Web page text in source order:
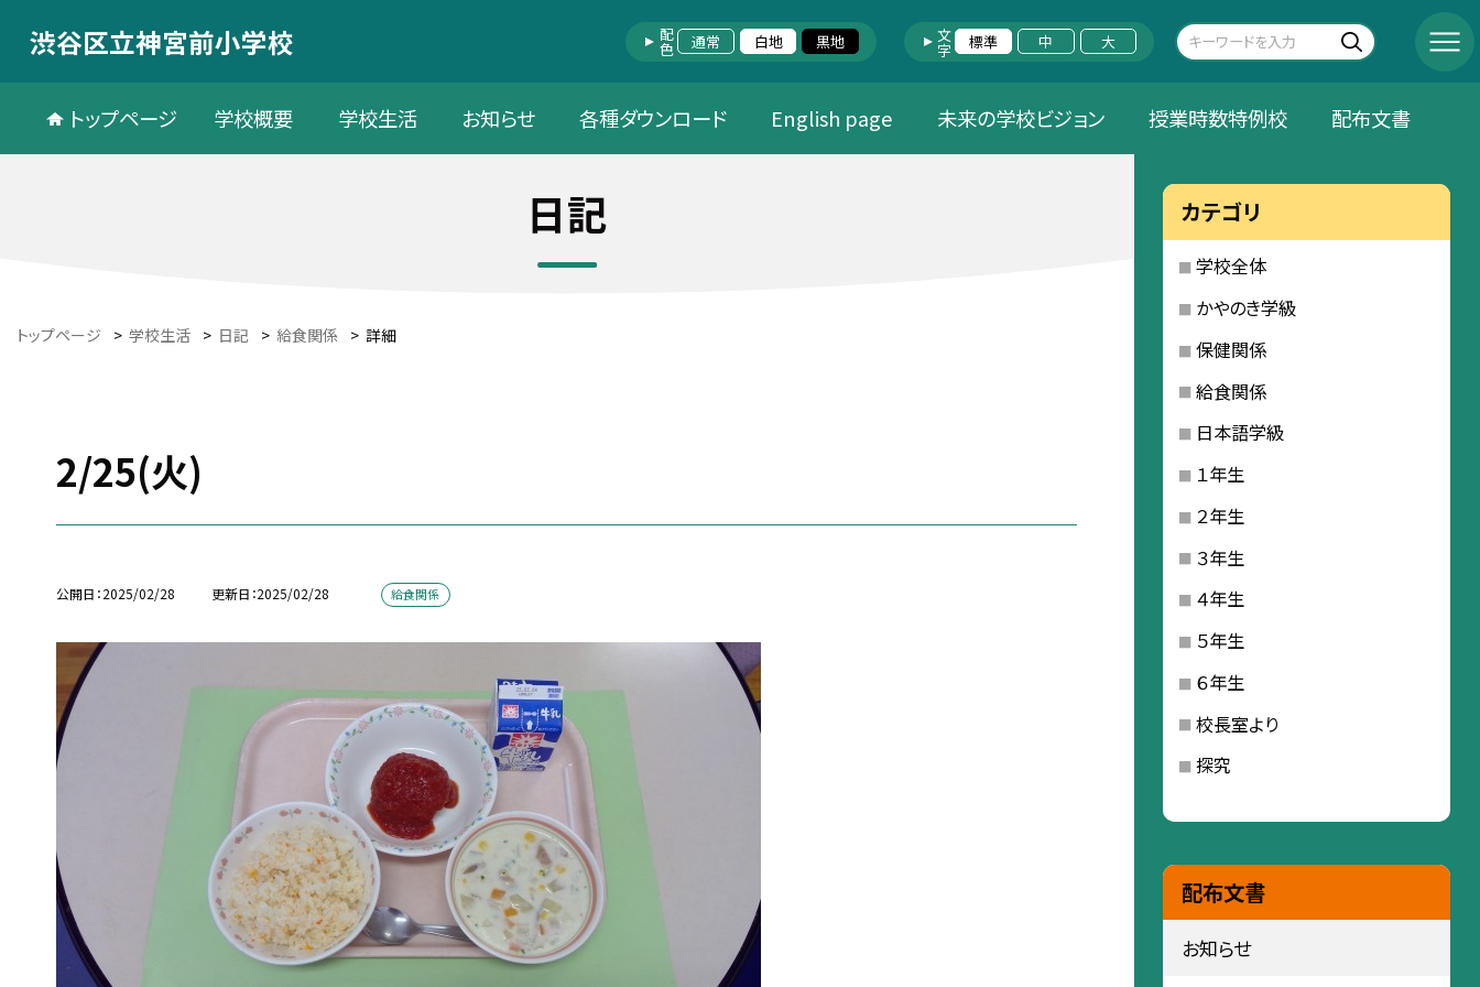
渋谷区立神宮前小学校 配色 通常 白地 黒地 文字 標準 中 大
トップページ 学校概要 学校生活 お知らせ 各種ダウンロード English page 未来の学校ビジョン 授業時数特例校 配布文書
日記
トップページ > 学校生活 > 日記 > 給食関係 > 詳細
2/25(火)
公開日 2025/02/28 更新日 2025/02/28 給食関係
カテゴリ
学校全体
かやのき学級
保健関係
給食関係
日本語学級
１年生
２年生
３年生
４年生
５年生
６年生
校長室より
探究
配布文書
お知らせ